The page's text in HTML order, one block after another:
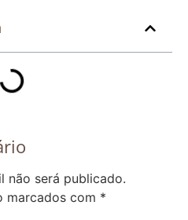
não será publicado.
marcados com *